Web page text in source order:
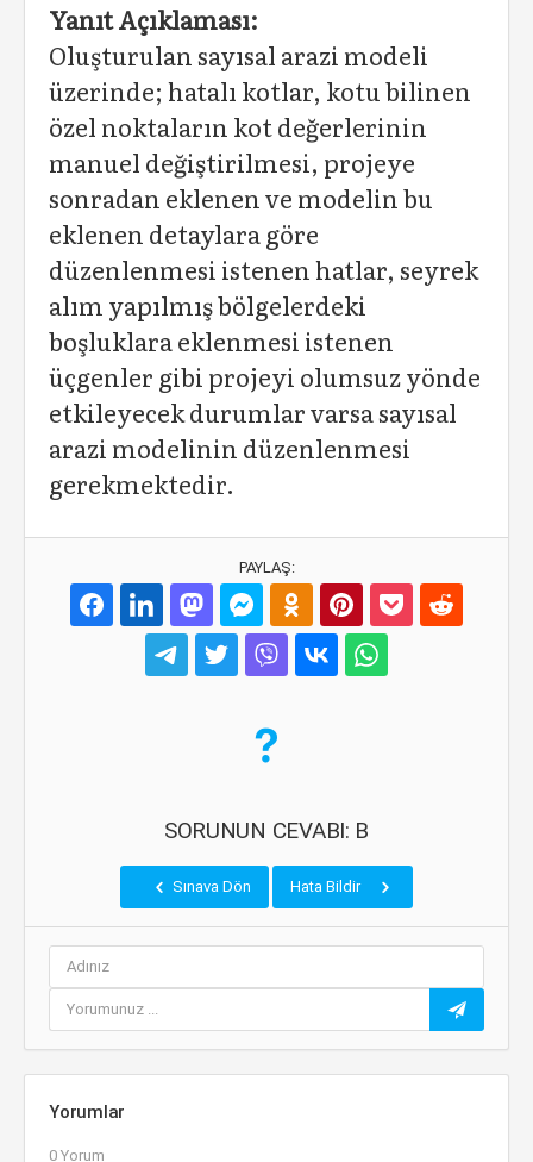
Yanıt Açıklaması:
Oluşturulan sayısal arazi modeli
üzerinde; hatalı kotlar, kotu bilinen
özel noktaların kot değerlerinin
manuel değiştirilmesi, projeye
sonradan eklenen ve modelin bu
eklenen detaylara göre
düzenlenmesi istenen hatlar, seyrek
alım yapılmış bölgelerdeki
boşluklara eklenmesi istenen
üçgenler gibi projeyi olumsuz yönde
etkileyecek durumlar varsa sayısal
arazi modelinin düzenlenmesi
gerekmektedir.
PAYLAŞ:
SORUNUN CEVABI: B
Sınava Dön Hata Bildir
Yorumlar
0 Yorum